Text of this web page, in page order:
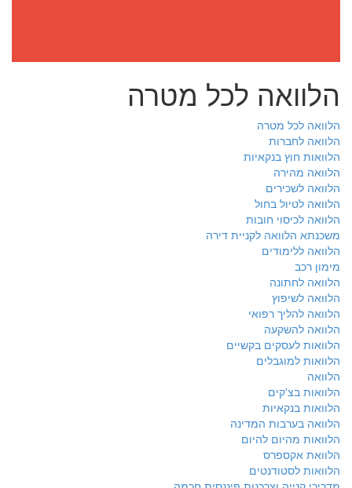
הלוואה לכל מטרה
הלוואה לכל מטרה
הלוואה לחברות
הלוואות חוץ בנקאיות
הלוואה מהירה
הלוואה לשכירים
הלוואה לטיול בחול
הלוואה לכיסוי חובות
משכנתא הלוואה לקניית דירה
הלוואה ללימודים
מימון רכב
הלוואה לחתונה
הלוואה לשיפוץ
הלוואה להליך רפואי
הלוואה להשקעה
הלוואות לעסקים בקשיים
הלוואות למוגבלים
הלוואה
הלוואות בצ'קים
הלוואות בנקאיות
הלוואה בערבות המדינה
הלוואות מהיום להיום
הלוואת אקספרס
הלוואות לסטודנטים